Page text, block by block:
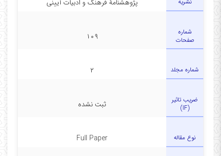
پژوهشنامۀ فرهنگ و ادبیات آیینی
شماره
صفحات
۱۰۹
شماره مجلد ۲
ضریب تاثیر
(IF)
ثبت نشده
نوع مقاله Full Paper